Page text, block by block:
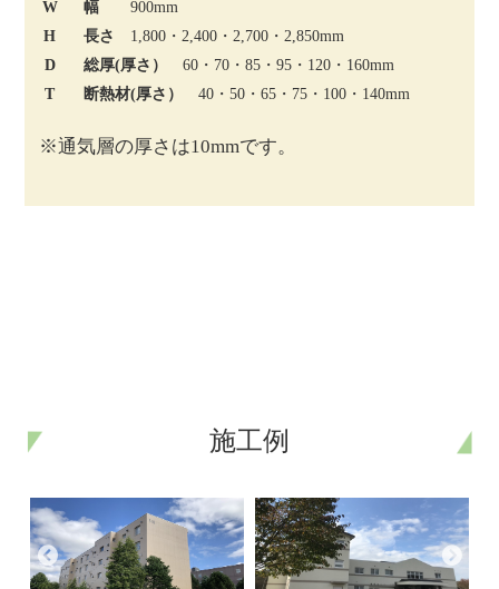
W 幅
900mm
H
長さ 1,800・2,400・2,700・2,850mm
D
総厚(厚さ）
60・70・85・95・120・160mm
T
断熱材(厚さ） 40・50・65・75・100・140mm
※通気層の厚さは10mmです。
施工例